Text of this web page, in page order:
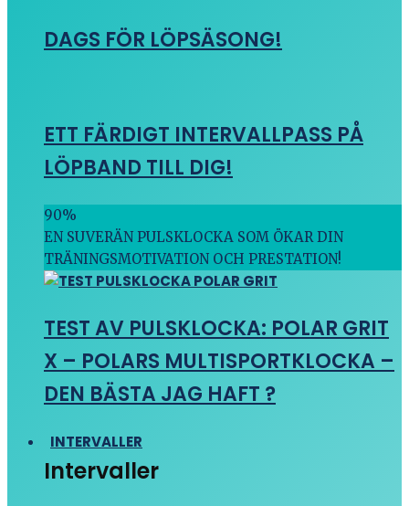
DAGS FÖR LÖPSÄSONG!
ETT FÄRDIGT INTERVALLPASS PÅ
LÖPBAND TILL DIG!
90%
EN SUVERÄN PULSKLOCKA SOM ÖKAR DIN
TRÄNINGSMOTIVATION OCH PRESTATION!
TEST AV PULSKLOCKA: POLAR GRIT
X – POLARS MULTISPORTKLOCKA –
DEN BÄSTA JAG HAFT ?
INTERVALLER
Intervaller